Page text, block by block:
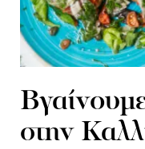
στην